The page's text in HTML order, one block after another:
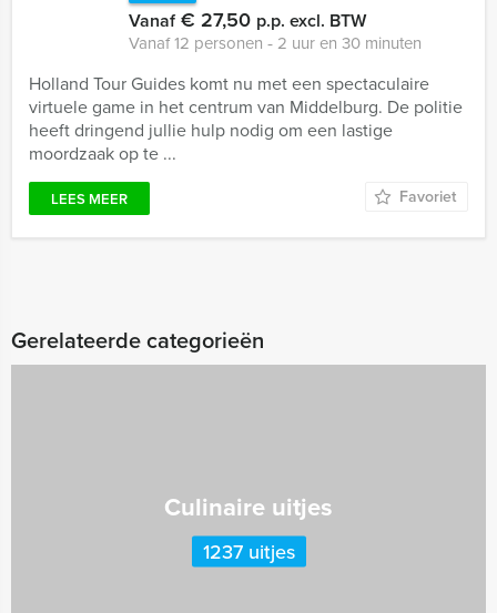
Vanaf€ 27,50 p.p. excl. BTW
Vanaf 12 personen ‐ 2 uur en 30 minuten
Holland Tour Guides komt nu met een spectaculaire
virtuele game in het centrum van Middelburg. De politie
heeft dringend jullie hulp nodig om een lastige
moordzaak op te ...
LEES MEER Favoriet
Gerelateerde categorieën
Culinaire uitjes
1237 uitjes